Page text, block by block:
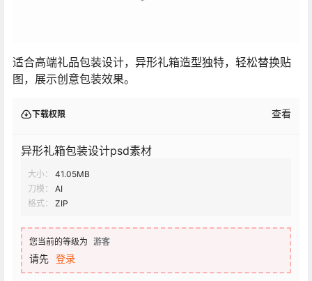
适合高端礼品包装设计，异形礼箱造型独特，轻松替换贴
图，展示创意包装效果。
下载权限 查看
异形礼箱包装设计psd素材
大小：
41.05MB
刀模：
AI
格式：
ZIP
您当前的等级为 游客
请先 登录